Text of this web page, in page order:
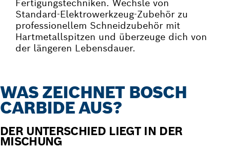
Fertigungstechniken. Wechsle von
Standard-Elektrowerkzeug-Zubehör zu
professionellem Schneidzubehör mit
Hartmetallspitzen und überzeuge dich von
der längeren Lebensdauer.
WAS ZEICHNET BOSCH
CARBIDE AUS?
DER UNTERSCHIED LIEGT IN DER
MISCHUNG